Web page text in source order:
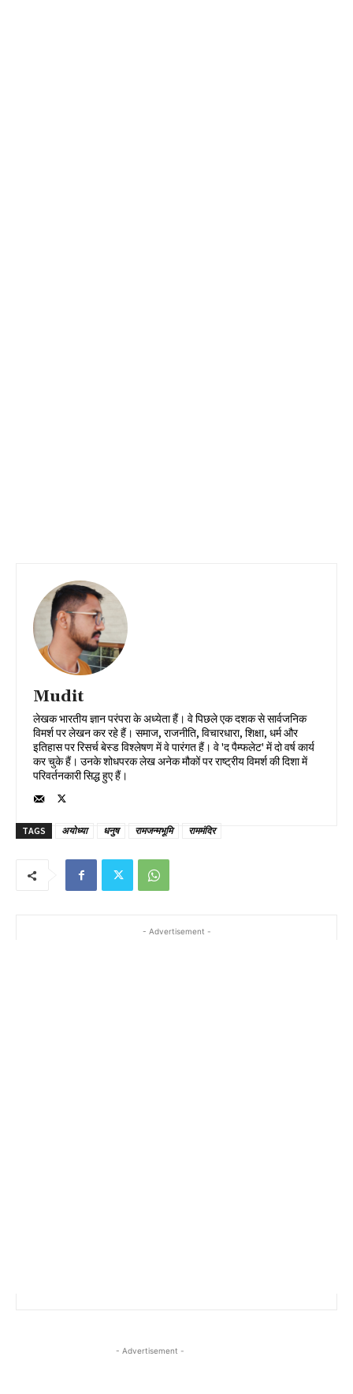
Mudit
लेखक भारतीय ज्ञान परंपरा के अध्येता हैं। वे पिछले एक दशक से सार्वजनिक
विमर्श पर लेखन कर रहे हैं। समाज, राजनीति, विचारधारा, शिक्षा, धर्म और
इतिहास पर रिसर्च बेस्ड विश्लेषण में वे पारंगत हैं। वे 'द पैम्फलेट' में दो वर्ष कार्य
कर चुके हैं। उनके शोधपरक लेख अनेक मौकों पर राष्ट्रीय विमर्श की दिशा में
परिवर्तनकारी सिद्ध हुए हैं।
TAGS अयोध्या धनुष रामजन्मभूमि राममंदिर
- Advertisement -
- Advertisement -